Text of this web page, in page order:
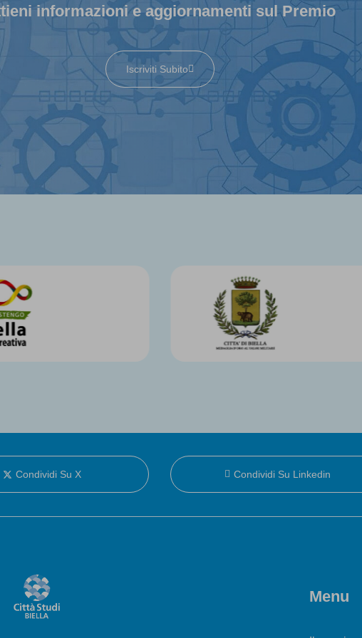
informazioni e aggiornamenti sul Premio
Iscriviti Subito
In collaborazione con
Condividi Su X Condividi Su Linkedin
Menu